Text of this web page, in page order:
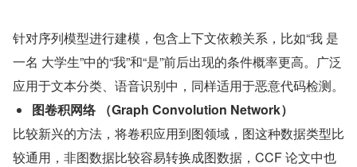
针对序列模型进行建模，包含上下文依赖关系，比如“我 是
一名 大学生”中的“我”和“是”前后出现的条件概率更高。广泛
应用于文本分类、语音识别中，同样适用于恶意代码检测。
图卷积网络 （Graph Convolution Network）
比较新兴的方法，将卷积应用到图领域，图这种数据类型比
较通用，非图数据比较容易转换成图数据，CCF 论文中也